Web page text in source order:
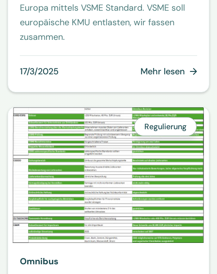
Europa mittels VSME Standard. VSME soll
europäische KMU entlasten, wir fassen
zusammen.
17/3/2025 Mehr lesen 
Regulierung
Omnibus